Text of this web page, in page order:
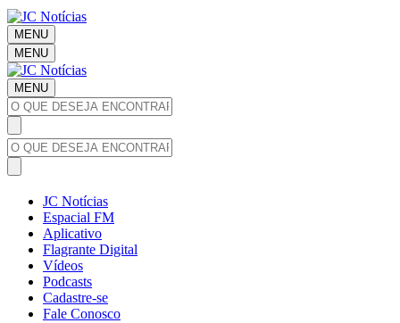
MENU
MENU
MENU
JC Notícias
Espacial FM
Aplicativo
Flagrante Digital
Vídeos
Podcasts
Cadastre-se
Fale Conosco